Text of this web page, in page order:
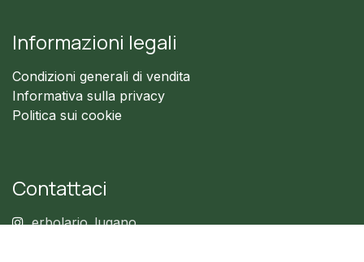
Informazioni legali
Condizioni generali di vendita
Informativa sulla privacy
Politica sui cookie
Contattaci
erbolario_lugano